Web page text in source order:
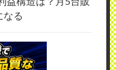
なる